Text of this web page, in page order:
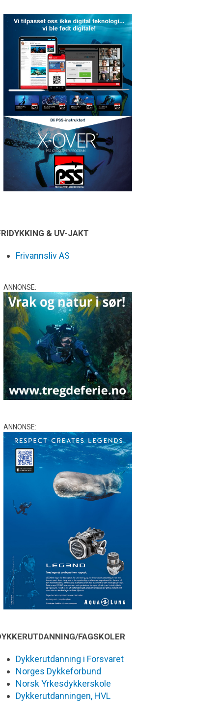
& UV-JAKT
Frivannsliv AS
ANNONSE:
ANNONSE:
FAGSKOLER
Dykkerutdanning i Forsvaret
Norges Dykkeforbund
Norsk Yrkesdykkerskole
Dykkerutdanningen, HVL